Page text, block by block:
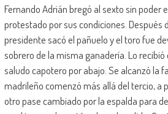
Fernando Adrián bregó al sexto sin poder
protestado por sus condiciones. Después
presidente sacó el pañuelo y el toro fue
sobrero de la misma ganadería. Lo recibió
saludo capotero por abajo. Se alcanzó la
madrileño comenzó más allá del tercio, a
otro pase cambiado por la espalda para